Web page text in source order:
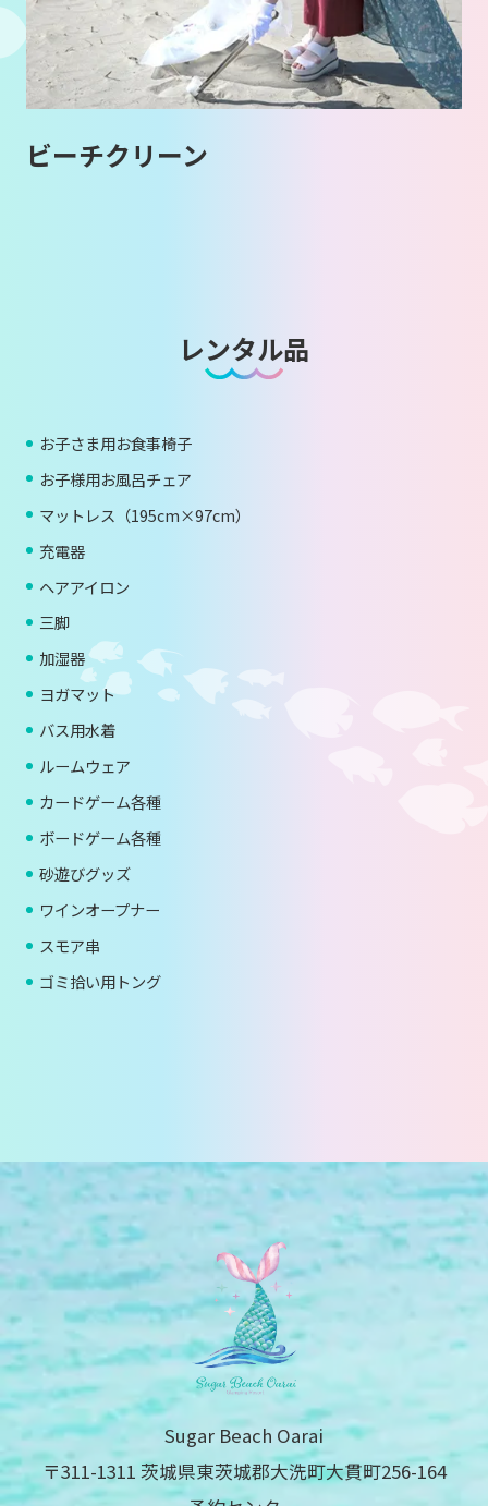
ビーチクリーン
レンタル品
お子さま用お食事椅子
お子様用お風呂チェア
マットレス（195cm×97cm）
充電器
ヘアアイロン
三脚
加湿器
ヨガマット
バス用水着
ルームウェア
カードゲーム各種
ボードゲーム各種
砂遊びグッズ
ワインオープナー
スモア串
ゴミ拾い用トング
Sugar Beach Oarai
〒311-1311 茨城県東茨城郡大洗町大貫町256-164